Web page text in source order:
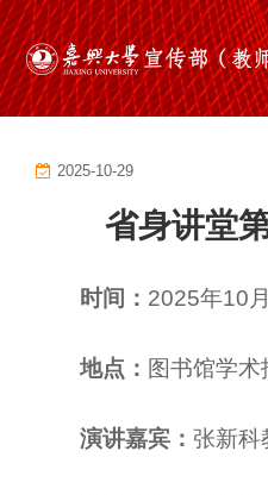
部门职责
工作动态
师道有光
文化建设
2025-10-29
省身讲堂
时间： 2025年10
地点： 图书馆学术
演讲嘉宾：张新科